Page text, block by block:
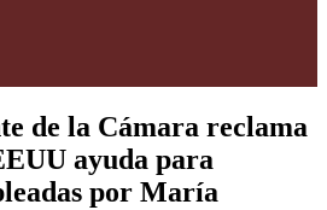
de la Cámara reclama
ayuda para
por María